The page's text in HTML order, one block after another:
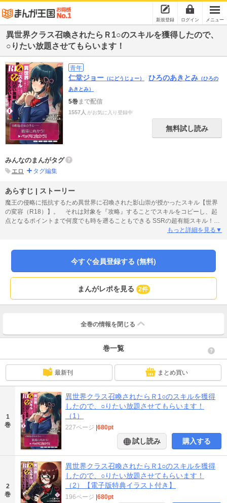
新規登録 ログイン メニュー
異世界クラス召喚されたらＲ1○のスキルを獲得したので、
○りたい放題させてもらいます！
青年
仁堂ジョー （にどうじょー） ひろのあきとみ （ひろの
あきとみ）
5巻まで配信
1557人 がお気に入り登録中
無料試し読み
みんなのまんがタグ
エロ タグ編集
あらすじ | ストーリー
魔王の侵略に抵抗するため異世界に召喚された影山崇が授かったスキル【世界
の変容（R18）】。 それは対象を『攻略』することでスキルをコピーし、起
点となるポイントまで何度でも時を遡ることもできる SSRの超有能スキル！
「対象を『攻略』？『...R18』…？ これってつまりギャルゲー!? しかもエロ
もっと詳細を見る▼
今すぐ会員登録する (無料)
まんがレポを見る 2件
全巻の情報を 閉じる
巻一覧
最新刊 まとめ買い
1
巻
異世界クラス召喚されたらＲ1○のスキルを獲得
したので、○りたい放題させてもらいます！
（1）
227ページ |680pt
試し読み 購入する
2
巻
異世界クラス召喚されたらＲ1○のスキルを獲得
したので、○りたい放題させてもらいます！
（2）【電子版特典イラスト付き】
196ページ |680pt